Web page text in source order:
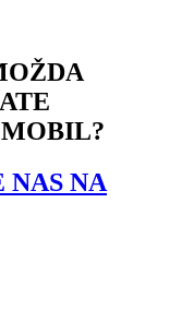
NAS NA